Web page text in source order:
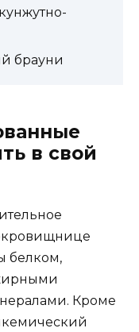
брауни
в свой
белком,
Кроме